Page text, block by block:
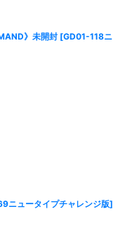
》未開封 [GD01-118ニ
ニュータイプチャレンジ版]